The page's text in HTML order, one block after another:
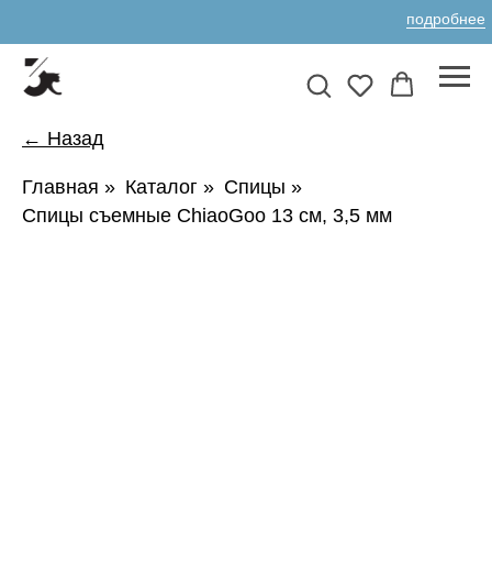
подробнее
← Назад
Главная » Каталог » Спицы »
Спицы съемные ChiaoGoo 13 см, 3,5 мм